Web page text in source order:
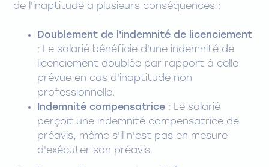
de l'inaptitude a plusieurs conséquences :
Doublement de l'indemnité de licenciement
: Le salarié bénéficie d'une indemnité de
licenciement doublée par rapport à celle
prévue en cas d'inaptitude non
professionnelle.
Indemnité compensatrice : Le salarié
perçoit une indemnité compensatrice de
préavis, même s'il n'est pas en mesure
d'exécuter son préavis.